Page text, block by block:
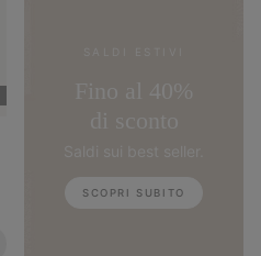
SCOPRI SUBITO